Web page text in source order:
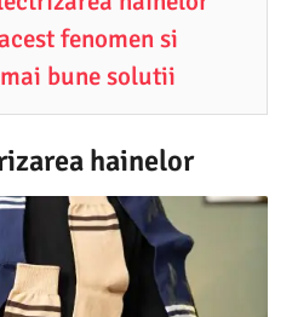
fenomen si
bune solutii
hainelor